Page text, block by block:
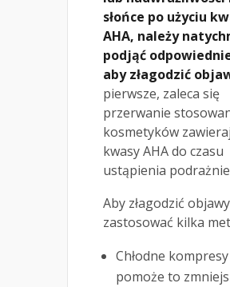
słońce po użyciu
AHA, należy
podjąć
aby złagodzić
pierwsze, zaleca się
przerwanie
kosmetyków
kwasy AHA do czasu
ustąpienia
Aby złagodzić
zastosować kilka
Chłodne
pomoże to